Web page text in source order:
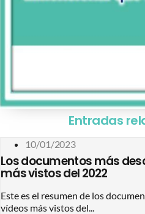
Entradas
10/01/2023
Los documentos más
más vistos del 2022
Este es el resumen de los
vídeos más vistos del...